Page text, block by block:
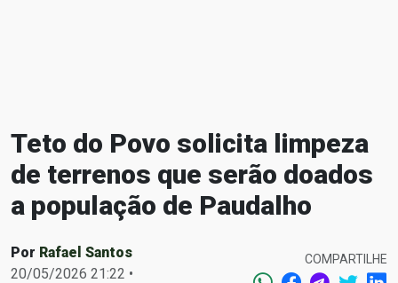
Teto do Povo solicita limpeza
de terrenos que serão doados
a população de Paudalho
Por Rafael Santos
20/05/2026 21:22 •
COMPARTILHE